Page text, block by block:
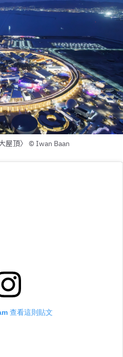
屋頂〉 © Iwan Baan
查看這則貼文